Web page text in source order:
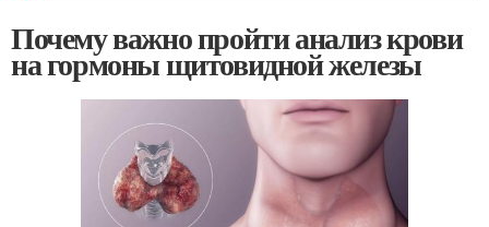
Почему важно пройти анализ крови
на гормоны щитовидной железы